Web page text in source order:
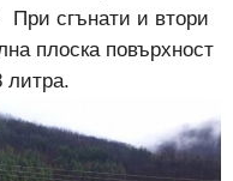
При сгънати и втори
плоска повърхност
литра.